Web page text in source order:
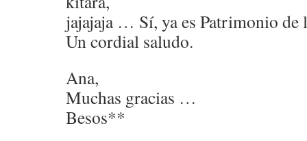
jajajaja … Sí, ya es Patrimonio de
Un cordial saludo.
Ana,
Muchas gracias …
Besos**